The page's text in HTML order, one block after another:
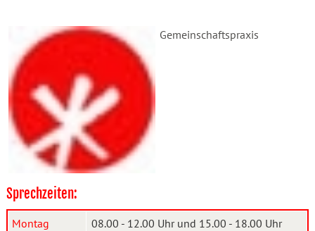
Gemeinschaftspraxis
Sprechzeiten:
Montag
08.00 - 12.00 Uhr und 15.00 - 18.00 Uhr